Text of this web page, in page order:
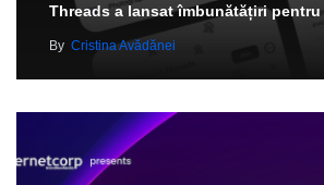
Threads a lansat îmbunătățiri pentru
By Cristina Avădănei